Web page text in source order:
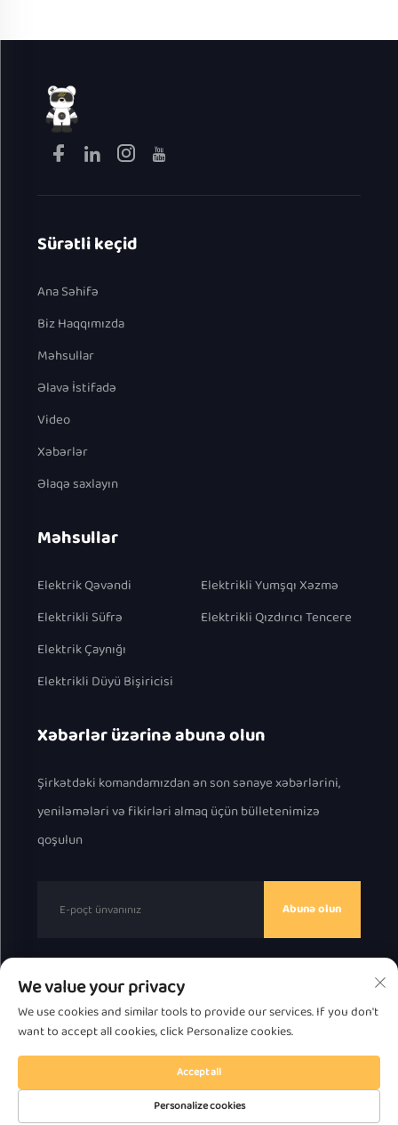
Sürətli keçid
Ana Səhifə
Biz Haqqımızda
Məhsullar
Əlavə İstifadə
Video
Xəbərlər
Əlaqə saxlayın
Məhsullar
Elektrik Qəvəndi
Elektrikli Süfrə
Elektrik Çaynığı
Elektrikli Düyü Bişiricisi
Elektrikli Yumşqı Xəzmə
Elektrikli Qızdırıcı Tencere
Xəbərlər üzərinə abunə olun
Şirkətdəki komandamızdan ən son sənaye xəbərlərini,
yeniləmələri və fikirləri almaq üçün bülletenimizə
qoşulun
Abunə olun
Müəllif hüquqları © 2025, Chaozhou Great Bear
Technology Co., Ltd.
Gizlilik Siyasəti
Yuxarı çək
We value your privacy
We use cookies and similar tools to provide our services. If you don't
want to accept all cookies, click Personalize cookies.
Personalize cookies
Accept all